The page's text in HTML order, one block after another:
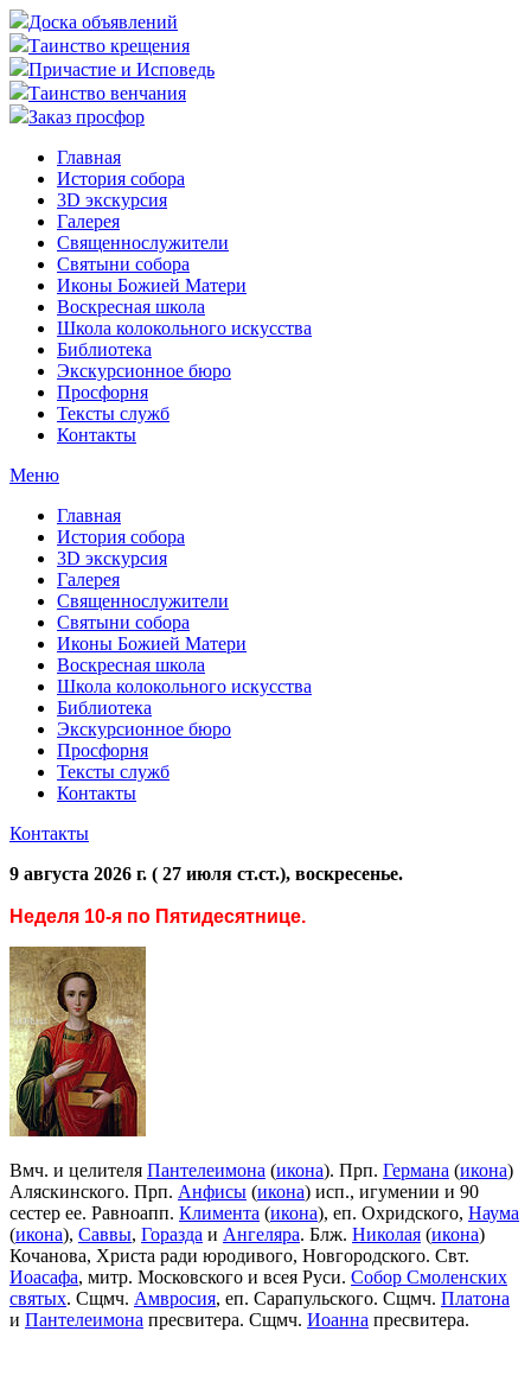
Доска объявлений
Таинство крещения
Причастие и Исповедь
Таинство венчания
Заказ просфор
Главная
История собора
3D экскурсия
Галерея
Священнослужители
Святыни собора
Иконы Божией Матери
Воскресная школа
Школа колокольного искусства
Библиотека
Экскурсионное бюро
Просфорня
Тексты служб
Контакты
Меню
Главная
История собора
3D экскурсия
Галерея
Священнослужители
Святыни собора
Иконы Божией Матери
Воскресная школа
Школа колокольного искусства
Библиотека
Экскурсионное бюро
Просфорня
Тексты служб
Контакты
Контакты
9 августа 2026 г. ( 27 июля ст.ст.), воскресенье.
Неделя 10-я по Пятидесятнице.
Вмч. и целителя Пантелеимона (икона). Прп. Германа (икона)
Аляскинского. Прп. Анфисы (икона) исп., игумении и 90
сестер ее. Равноапп. Климента (икона), еп. Охридского, Наума
(икона), Саввы, Горазда и Ангеляра. Блж. Николая (икона)
Кочанова, Христа ради юродивого, Новгородского. Свт.
Иоасафа, митр. Московского и всея Руси. Собор Смоленских
святых. Сщмч. Амвросия, еп. Сарапульского. Сщмч. Платона
и Пантелеимона пресвитера. Сщмч. Иоанна пресвитера.